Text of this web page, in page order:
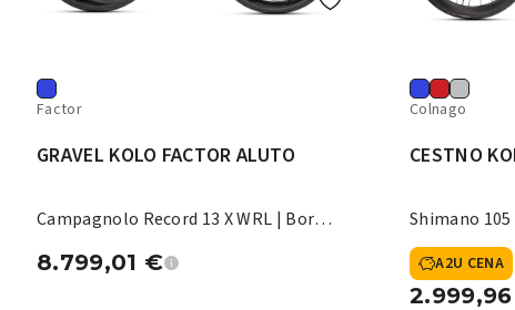
Factor
GRAVEL KOLO FACTOR ALUTO
Campagnolo Record 13 X WRL | Bora
8.799,01 €
Colnago
CESTNO
Shimano 105
A2U CENA
2.999,96